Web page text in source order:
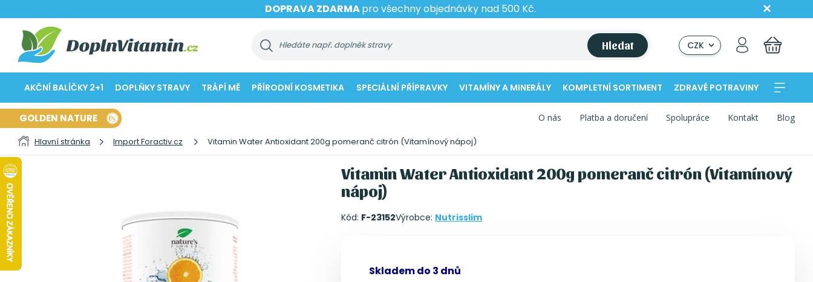
DOPRAVA ZDARMApro všechny objednávky nad 500 Kč.
Hledat CZK
AKČNÍ BALÍČKY 2+1 DOPLŇKY STRAVY TRÁPÍ MĚ PŘÍRODNÍ KOSMETIKA SPECIÁLNÍ PŘÍPRAVKY VITAMÍNY A MINERÁLY KOMPLETNÍ SORTIMENT ZDRAVÉ POTRAVINY
GOLDEN NATURE O nás Platba a doručení Spolupráce Kontakt Blog
Hlavní stránka Import Foractiv.cz Vitamin Water Antioxidant 200g pomeranč citrón (Vitamínový nápoj)
Vitamin Water Antioxidant 200g pomeranč citrón (Vitamínový
nápoj)
Kód: F-23152Výrobce: Nutrisslim
Skladem do 3 dnů